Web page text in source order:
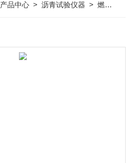
产品中心 >沥青试验仪器 >燃烧法沥青含量测定仪